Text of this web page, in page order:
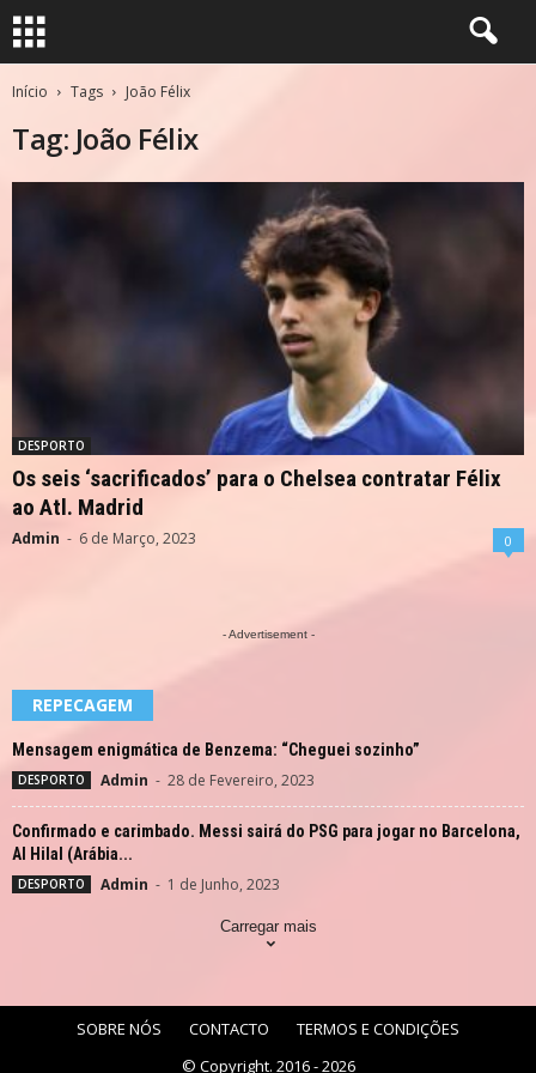
Início Tags João Félix
Tag: João Félix
DESPORTO
Os seis ‘sacrificados’ para o Chelsea contratar Félix
ao Atl. Madrid
Admin - 6 de Março, 2023 0
- Advertisement -
REPECAGEM
Mensagem enigmática de Benzema: “Cheguei sozinho”
DESPORTO Admin - 28 de Fevereiro, 2023
Confirmado e carimbado. Messi sairá do PSG para jogar no Barcelona,
Al Hilal (Arábia...
DESPORTO Admin - 1 de Junho, 2023
Carregar mais
SOBRE NÓS CONTACTO
TERMOS E CONDIÇÕES
© Copyright. 2016 - 2026